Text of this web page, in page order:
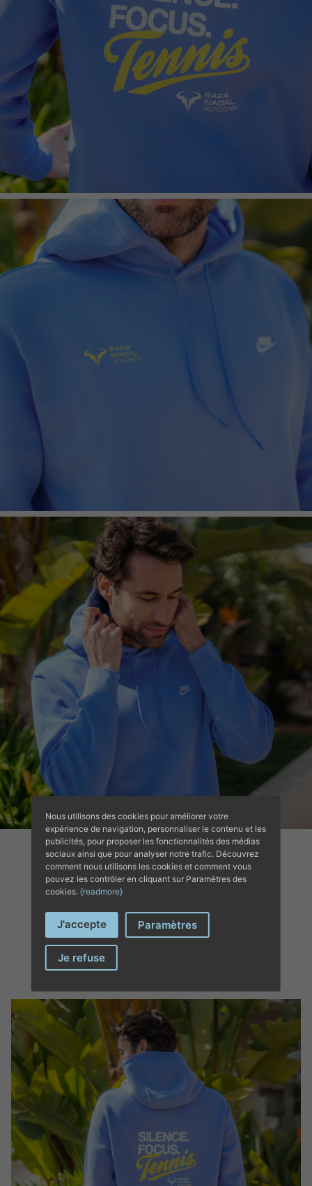
COMPLETE YOUR
OUTFIT’S
Nous utilisons des cookies pour améliorer votre
expérience de navigation, personnaliser le contenu et les
publicités, pour proposer les fonctionnalités des médias
sociaux ainsi que pour analyser notre trafic. Découvrez
comment nous utilisons les cookies et comment vous
pouvez les contrôler en cliquant sur Paramètres des
cookies. {readmore}
J'accepte Paramètres
Je refuse